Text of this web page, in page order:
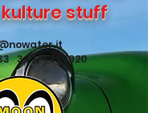
347/4495820
stuff